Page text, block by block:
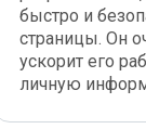
быстро и
страницы. Он
ускорит его
личную